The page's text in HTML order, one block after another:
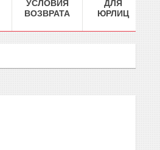
УСЛОВИЯ
ВОЗВРАТА
ДЛЯ
ЮРЛИЦ